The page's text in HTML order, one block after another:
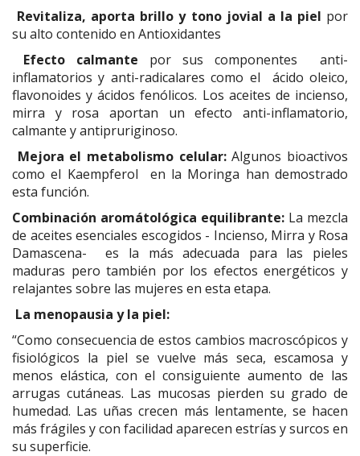
Revitaliza, aporta brillo y tono jovial a la piel por
su alto contenido en Antioxidantes
Efecto calmante por sus componentes anti-
inflamatorios y anti-radicalares como el ácido oleico,
flavonoides y ácidos fenólicos. Los aceites de incienso,
mirra y rosa aportan un efecto anti-inflamatorio,
calmante y antipruriginoso.
Mejora el metabolismo celular:Algunos bioactivos
como el Kaempferol en la Moringa han demostrado
esta función.
Combinación aromátológica equilibrante: La mezcla
de aceites esenciales escogidos - Incienso, Mirra y Rosa
Damascena- es la más adecuada para las pieles
maduras pero también por los efectos energéticos y
relajantes sobre las mujeres en esta etapa.
La menopausia y la piel:
“Como consecuencia de estos cambios macroscópicos y
fisiológicos la piel se vuelve más seca, escamosa y
menos elástica, con el consiguiente aumento de las
arrugas cutáneas. Las mucosas pierden su grado de
humedad. Las uñas crecen más lentamente, se hacen
más frágiles y con facilidad aparecen estrías y surcos en
su superficie.